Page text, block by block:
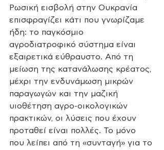
Ρωσική εισβολή στην Ουκρανία
επισφραγίζει κάτι που γνωρίζαμε
ήδη: το παγκόσμιο
αγροδιατροφικό σύστημα είναι
εξαιρετικά εύθραυστο. Από τη
μείωση της κατανάλωσης κρέατος,
μέχρι την ενδυνάμωση μικρών
παραγωγών και την μαζική
υιοθέτηση αγρο-οικολογικών
πρακτικών, οι λύσεις που έχουν
προταθεί είναι πολλές. Το μόνο
που λείπει από τη «συνταγή» για το